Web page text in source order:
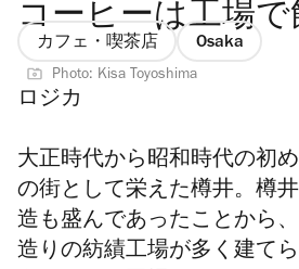
コーヒーは工場で
カフェ・喫茶店 Osaka
Photo: Kisa Toyoshima
ロジカ
大正時代から昭和時代の初
の街として栄えた樽井。樽
造も盛んであったことから
造りの紡績工場が多く建て